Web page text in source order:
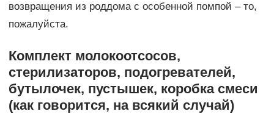
возвращения из роддома с особенной помпой – то,
пожалуйста.
Комплект молокоотсосов,
стерилизаторов, подогревателей,
бутылочек, пустышек, коробка смеси
(как говорится, на всякий случай)